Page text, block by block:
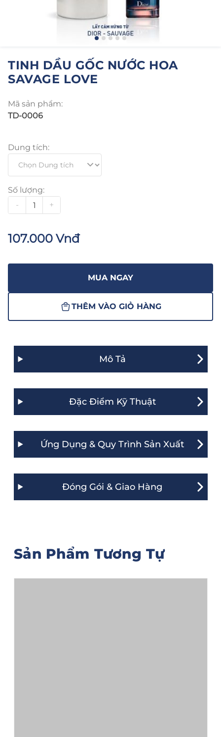
TINH DẦU GỐC NƯỚC HOA
SAVAGE LOVE
Mã sản phẩm:
TD-0006
Dung tích:
Số lượng:
-
+
107.000 Vnđ
MUA NGAY
THÊM VÀO GIỎ HÀNG
Mô Tả
Đặc Điểm Kỹ Thuật
Ứng Dụng & Quy Trình Sản Xuất
Đóng Gói & Giao Hàng
Sản Phẩm Tương Tự